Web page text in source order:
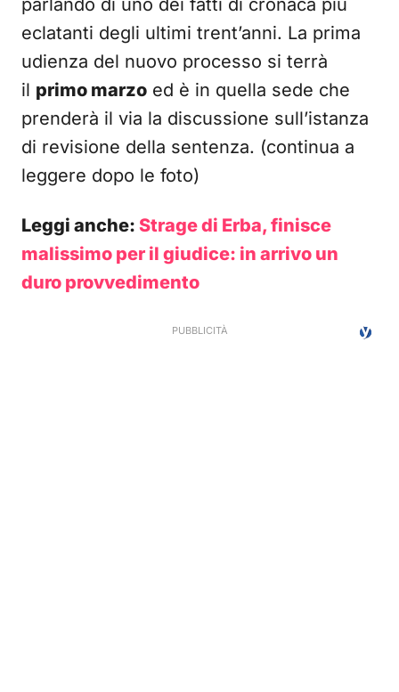
parlando di uno dei fatti di cronaca più
eclatanti degli ultimi trent’anni. La prima
udienza del nuovo processo si terrà
il primo marzo ed è in quella sede che
prenderà il via la discussione sull’istanza
di revisione della sentenza. (continua a
leggere dopo le foto)
Leggi anche: Strage di Erba, finisce
malissimo per il giudice: in arrivo un
duro provvedimento